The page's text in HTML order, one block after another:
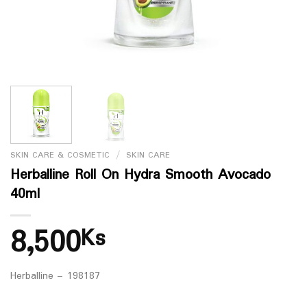
SKIN CARE & COSMETIC / SKIN CARE
Herballine Roll On Hydra Smooth Avocado
40ml
8,500Ks
Herballine – 198187